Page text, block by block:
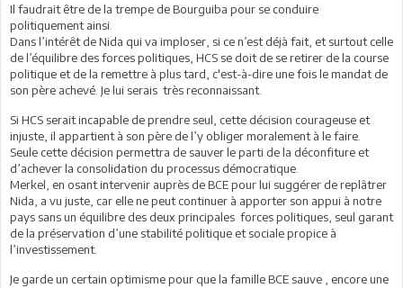
Il faudrait être de la trempe de Bourguiba pour se conduire
politiquement ainsi.
Dans l’intérêt de Nida qui va imploser, si ce n’est déjà fait, et surtout celle
de l’équilibre des forces politiques, HCS se doit de se retirer de la course
politique et de la remettre à plus tard, c'est-à-dire une fois le mandat de
son père achevé. Je lui serais très reconnaissant.
Si HCS serait incapable de prendre seul, cette décision courageuse et
injuste, il appartient à son père de l’y obliger moralement à le faire.
Seule cette décision permettra de sauver le parti de la déconfiture et
d’achever la consolidation du processus démocratique.
Merkel, en osant intervenir auprès de BCE pour lui suggérer de replâtrer
Nida, a vu juste, car elle ne peut continuer à apporter son appui à notre
pays sans un équilibre des deux principales forces politiques, seul garant
de la préservation d’une stabilité politique et sociale propice à
l’investissement.
Je garde un certain optimisme pour que la famille BCE sauve , encore une